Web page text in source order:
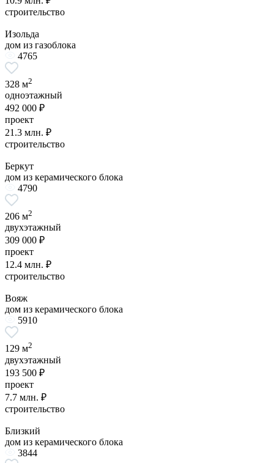
строительство
Изольда
дом из газоблока
4765
328 м2
одноэтажный
492 000 ₽
проект
21.3 млн. ₽
строительство
Беркут
дом из керамического блока
4790
206 м2
двухэтажный
309 000 ₽
проект
12.4 млн. ₽
строительство
Вояж
дом из керамического блока
5910
129 м2
двухэтажный
193 500 ₽
проект
7.7 млн. ₽
строительство
Близкий
дом из керамического блока
3844